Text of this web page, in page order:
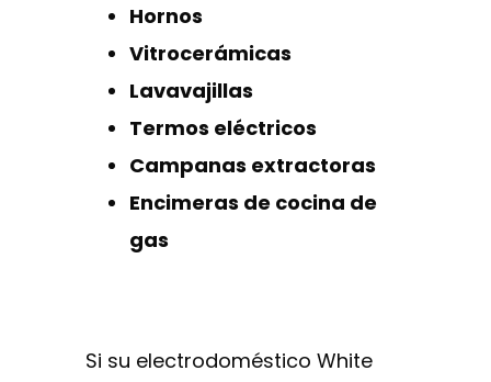
Hornos
Vitrocerámicas
Lavavajillas
Termos eléctricos
Campanas extractoras
Encimeras de cocina de
gas
Si su electrodoméstico White